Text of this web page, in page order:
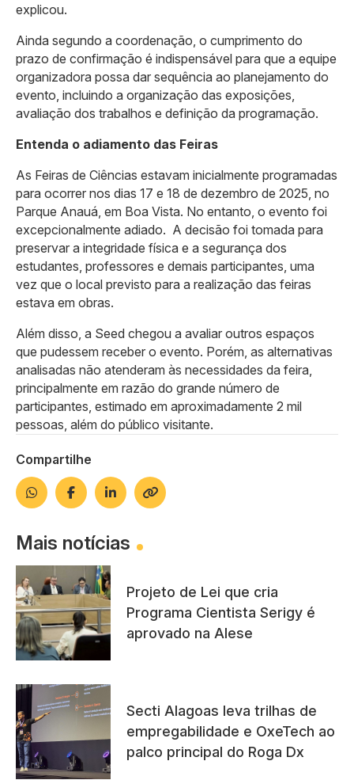
explicou.
Ainda segundo a coordenação, o cumprimento do
prazo de confirmação é indispensável para que a equipe
organizadora possa dar sequência ao planejamento do
evento, incluindo a organização das exposições,
avaliação dos trabalhos e definição da programação.
Entenda o adiamento das Feiras
As Feiras de Ciências estavam inicialmente programadas
para ocorrer nos dias 17 e 18 de dezembro de 2025, no
Parque Anauá, em Boa Vista. No entanto, o evento foi
excepcionalmente adiado. A decisão foi tomada para
preservar a integridade física e a segurança dos
estudantes, professores e demais participantes, uma
vez que o local previsto para a realização das feiras
estava em obras.
Além disso, a Seed chegou a avaliar outros espaços
que pudessem receber o evento. Porém, as alternativas
analisadas não atenderam às necessidades da feira,
principalmente em razão do grande número de
participantes, estimado em aproximadamente 2 mil
pessoas, além do público visitante.
Compartilhe
Mais notícias
Projeto de Lei que cria
Programa Cientista Serigy é
aprovado na Alese
Secti Alagoas leva trilhas de
empregabilidade e OxeTech ao
palco principal do Roga Dx